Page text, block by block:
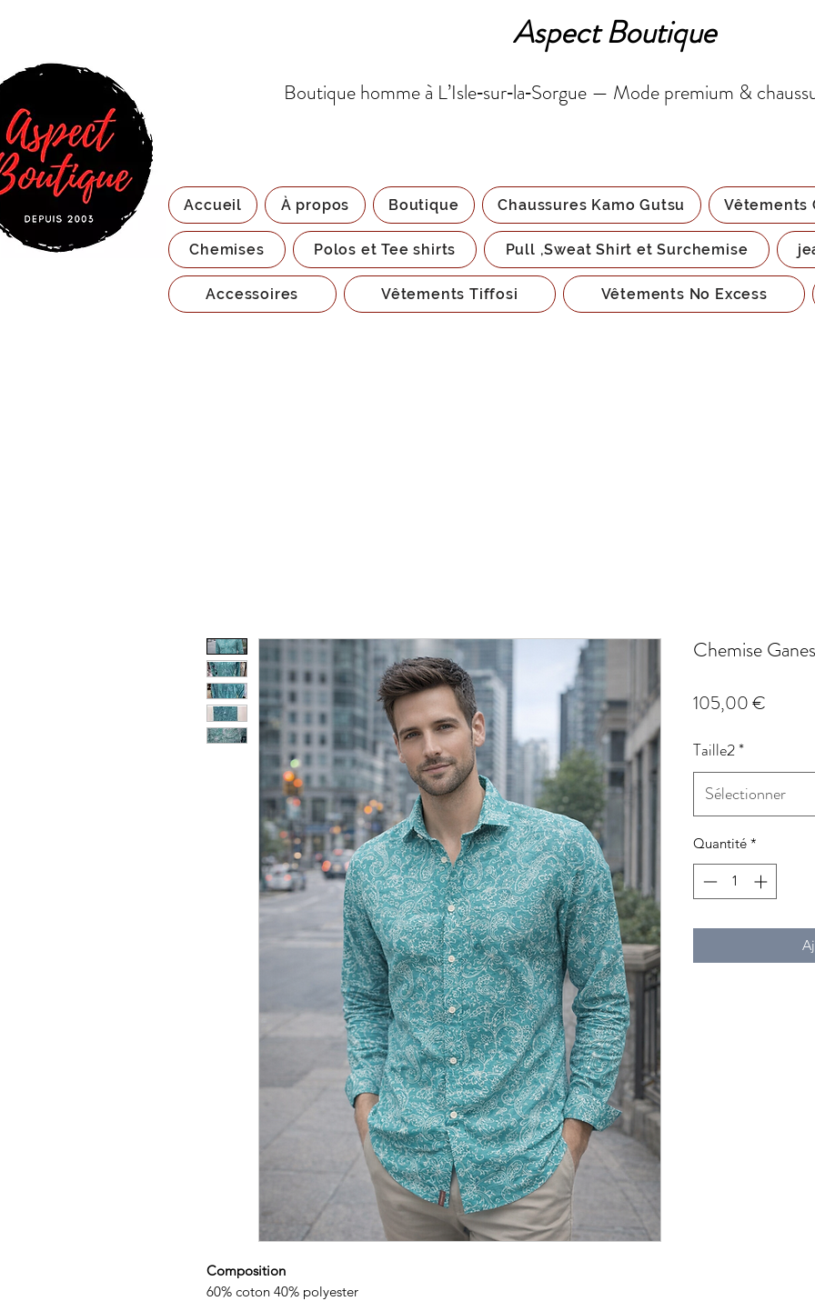
Aspect Boutique
Boutique homme à L’Isle‑sur‑la‑Sorgue — Mode premium &
Accueil À propos Boutique Chaussures Kamo Gutsu Vêtements
Chemises Polos et Tee shirts Pull ,Sweat Shirt et Surchemise
Accessoires Vêtements Tiffosi Vêtements No Excess
Composition
60% coton 40% polyester
Chemise
105,00 €
Taille2*
Sélectionner
Quantité *